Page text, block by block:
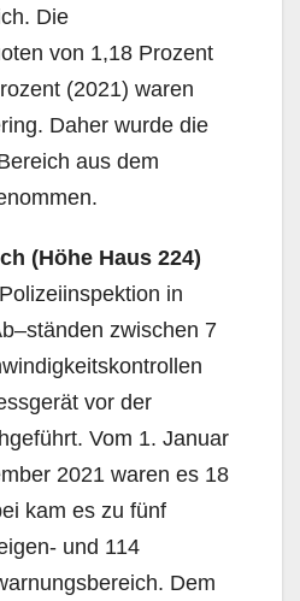
Die
von 1,18 Prozent
(2021) waren
Daher wurde die
aus dem
(Höhe Haus 224)
in
zwischen 7
vor der
Vom 1. Januar
2021 waren es 18
kam es zu fünf
und 114
Dem